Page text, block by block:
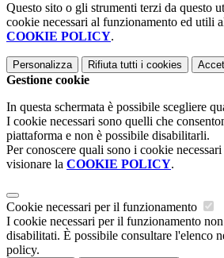
Questo sito o gli strumenti terzi da questo
cookie necessari al funzionamento ed utili
COOKIE POLICY.
Personalizza Rifiuta tutti i cookies
Gestione cookie
In questa schermata è possibile scegliere
I cookie necessari sono quelli che
piattaforma e non è possibile disabilitarli.
Per conoscere quali sono i cookie
visionare la COOKIE POLICY.
Cookie necessari per il funzionamento
I cookie necessari per il funzionamento non
disabilitati. È possibile consultare l'elenco
policy.